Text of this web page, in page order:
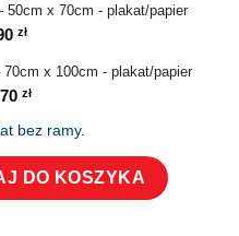
50cm x 70cm - plakat/papier
zł
x 100cm - plakat/papier
zł
bez ramy.
DO KOSZYKA